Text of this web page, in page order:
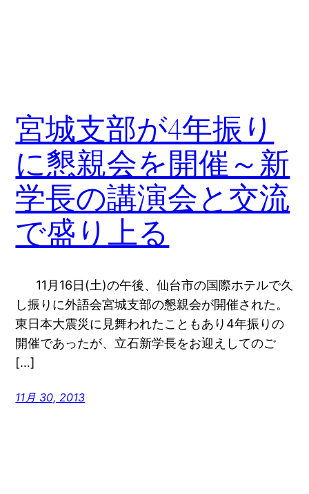
宮城支部が4年振り
に懇親会を開催～新
学長の講演会と交流
で盛り上る
11月16日(土)の午後、仙台市の国際ホテルで久
し振りに外語会宮城支部の懇親会が開催された。
東日本大震災に見舞われたこともあり4年振りの
開催であったが、立石新学長をお迎えしてのご
[…]
11月 30, 2013